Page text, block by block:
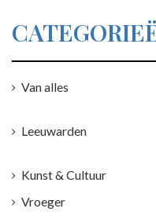
Van alles
Leeuwarden
Kunst & Cultuur
Vroeger